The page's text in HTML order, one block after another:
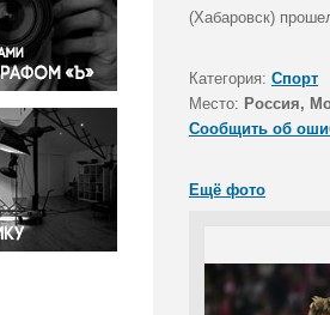
и конфликты
(Хабаровск)
Категория: Спорт
Место: Россия,
Сообщить об
Ещё фото